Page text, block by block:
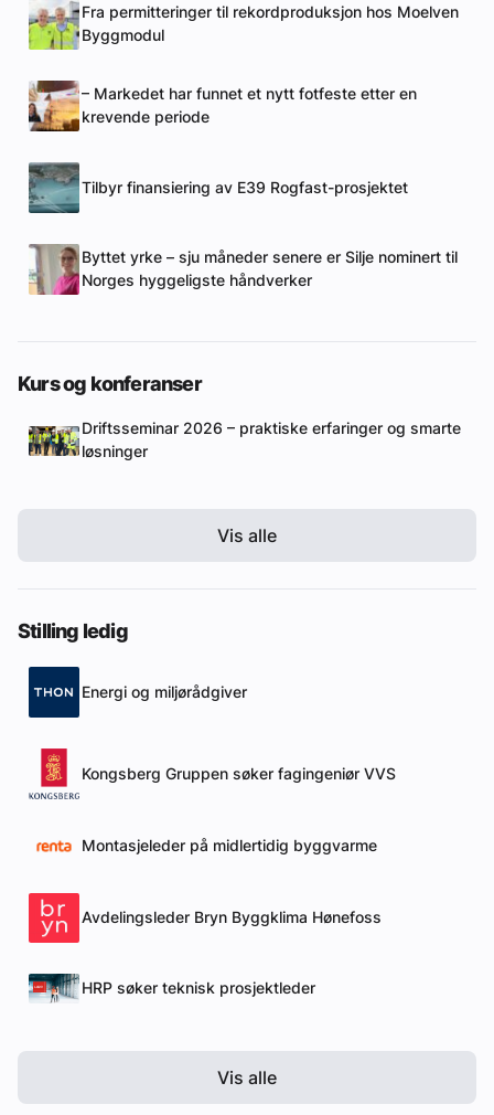
Fra permitteringer til rekordproduksjon hos Moelven
Byggmodul
– Markedet har funnet et nytt fotfeste etter en
krevende periode
Tilbyr finansiering av E39 Rogfast-prosjektet
Byttet yrke – sju måneder senere er Silje nominert til
Norges hyggeligste håndverker
Kurs og konferanser
Driftsseminar 2026 – praktiske erfaringer og smarte
løsninger
Vis alle
Stilling ledig
Energi og miljørådgiver
Kongsberg Gruppen søker fagingeniør VVS
Montasjeleder på midlertidig byggvarme
Avdelingsleder Bryn Byggklima Hønefoss
HRP søker teknisk prosjektleder
Vis alle